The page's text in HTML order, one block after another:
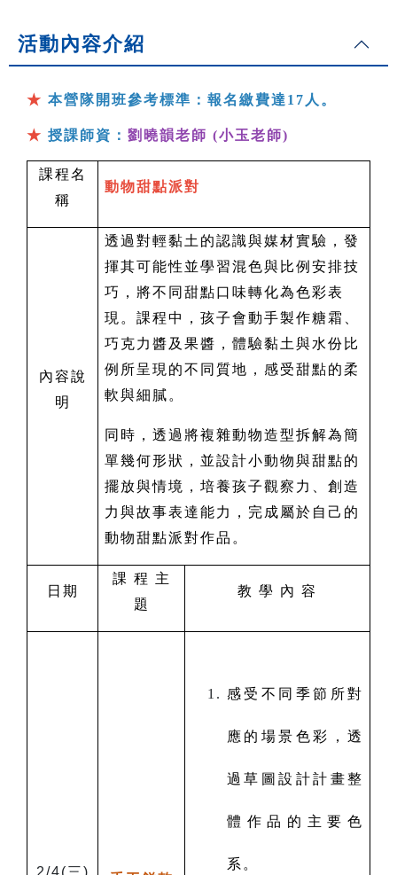
活動內容介紹
★ 本營隊開班參考標準：報名繳費達17人。
★ 授課師資： 劉曉韻老師 (小玉老師)
課程名
稱
動物甜點派對
內容說
明
透過對輕黏土的認識與媒材實驗，發
揮其可能性並學習混色與比例安排技
巧，將不同甜點口味轉化為色彩表
現。課程中，孩子會動手製作糖霜、
巧克力醬及果醬，體驗黏土與水份比
例所呈現的不同質地，感受甜點的柔
軟與細膩。
同時，透過將複雜動物造型拆解為簡
單幾何形狀，並設計小動物與甜點的
擺放與情境，培養孩子觀察力、創造
力與故事表達能力，完成屬於自己的
動物甜點派對作品。
日期
課 程 主
題
教 學 內 容
感受不同季節所對
應的場景色彩，透
過草圖設計計畫整
體作品的主要色
系。